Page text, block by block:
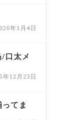
年1月4日
太メ
年12月23日
てま